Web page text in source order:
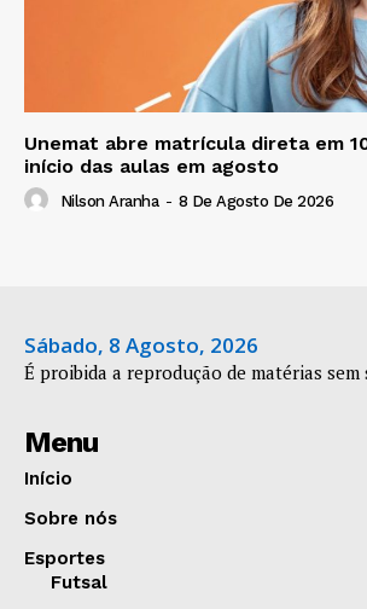
Unemat abre matrícula direta em
início das aulas em agosto
Nilson Aranha - 8 De Agosto De 2026
Sábado, 8 Agosto, 2026
É proibida a reprodução de matérias
Menu
Início
Sobre nós
Esportes
Futsal